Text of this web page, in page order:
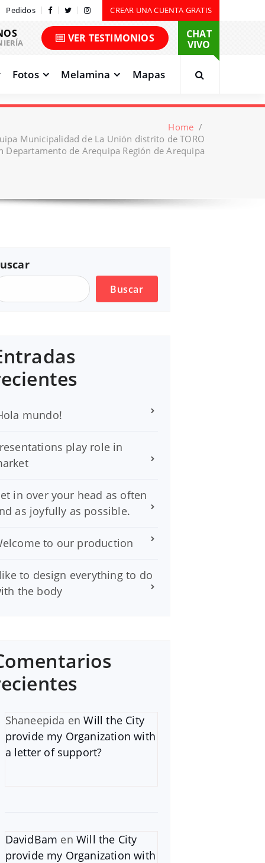
Pedidos CREAR UNA CUENTA GRATIS
VER TESTIMONIOS
CHAT
VIVO
Fotos Melamina Mapas
Home /
Municipalidad de La Unión distrito de TORO
Departamento de Arequipa Región de Arequipa
Buscar
mundo!
play role in
in over your head as often
as joyfully as possible.
to our production
to design everything to do
the body
Shaneepida enWill the City
provide my Organization with
a letter of support?
DavidBam en Will the City
provide my Organization with